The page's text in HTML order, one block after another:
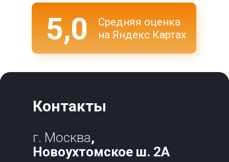
5,0
Средняя оценка
на Яндекс Картах
г. Москва,
Новоухтомское ш. 2А
Контакты